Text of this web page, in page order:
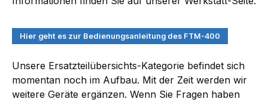
Hier geht es zur Bedienungsanleitung des FTM-400
Unsere Ersatzteilübersichts-Kategorie befindet sich
momentan noch im Aufbau. Mit der Zeit werden wir
weitere Geräte ergänzen. Wenn Sie Fragen haben